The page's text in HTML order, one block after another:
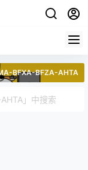
BFXA-BFZA-AHTA